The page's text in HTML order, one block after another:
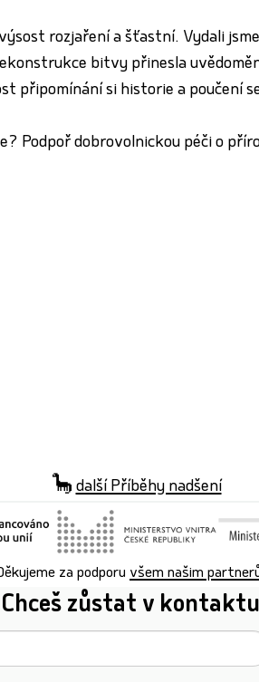
rozjaření a šťastní. Vydali
bitvy přinesla
připomínání si historie a poučení
Podpoř dobrovolnickou péči o
🦕další Příběhy nadšení
za podporu všem našim
Chceš zůstat v